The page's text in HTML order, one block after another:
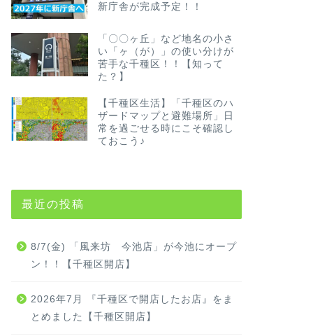
新庁舎が完成予定！！
「〇〇ヶ丘」など地名の小さ
い「ヶ（が）」の使い分けが
苦手な千種区！！【知って
た？】
【千種区生活】「千種区のハ
ザードマップと避難場所」日
常を過ごせる時にこそ確認し
ておこう♪
最近の投稿
8/7(金) 「風来坊 今池店」が今池にオープ
ン！！【千種区開店】
2026年7月 『千種区で開店したお店』をま
とめました【千種区開店】